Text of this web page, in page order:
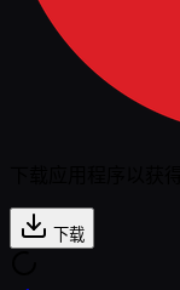
下载